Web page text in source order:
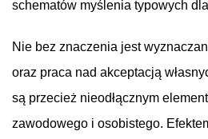
schematów myślenia typowych
Nie bez znaczenia jest
oraz praca nad akceptacją
są przecież nieodłącznym
zawodowego i osobistego.